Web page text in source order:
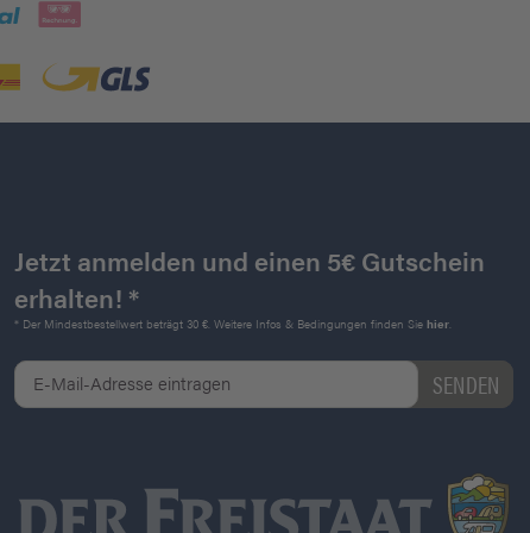
Jetzt anmelden und einen 5€ Gutschein
erhalten! *
* Der Mindestbestellwert beträgt 30 €. Weitere Infos & Bedingungen finden Sie hier.